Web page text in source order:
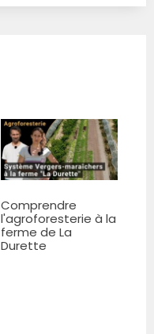
Comprendre
l'agroforesterie à la
ferme de La
Durette